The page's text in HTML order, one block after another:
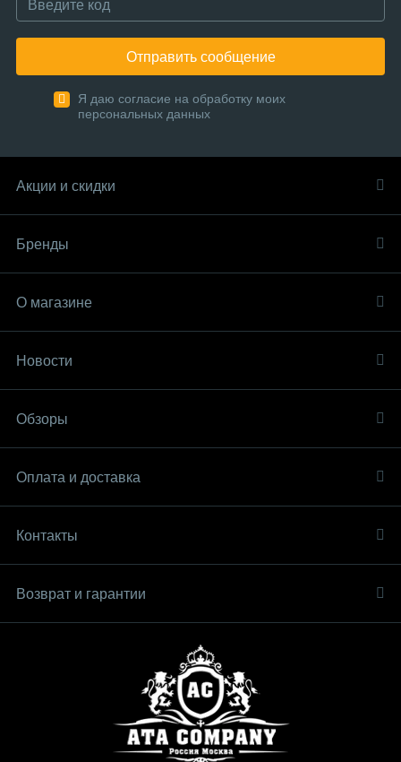
Отправить сообщение
Я даю согласие на обработку моих
персональных данных
Акции и скидки
Бренды
О магазине
Новости
Обзоры
Оплата и доставка
Контакты
Возврат и гарантии